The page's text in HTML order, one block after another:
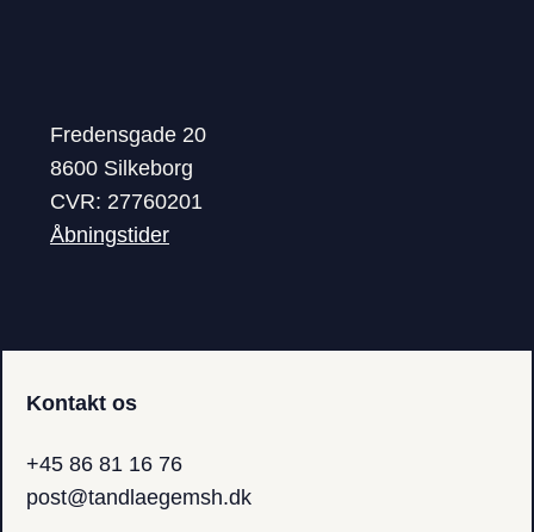
Fredensgade 20
8600 Silkeborg
CVR: 27760201
Åbningstider
Kontakt os
+45 86 81 16 76
post@tandlaegemsh.dk